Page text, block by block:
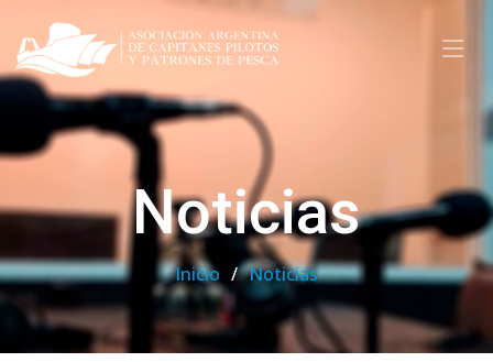
Noticias
Inicio Noticias